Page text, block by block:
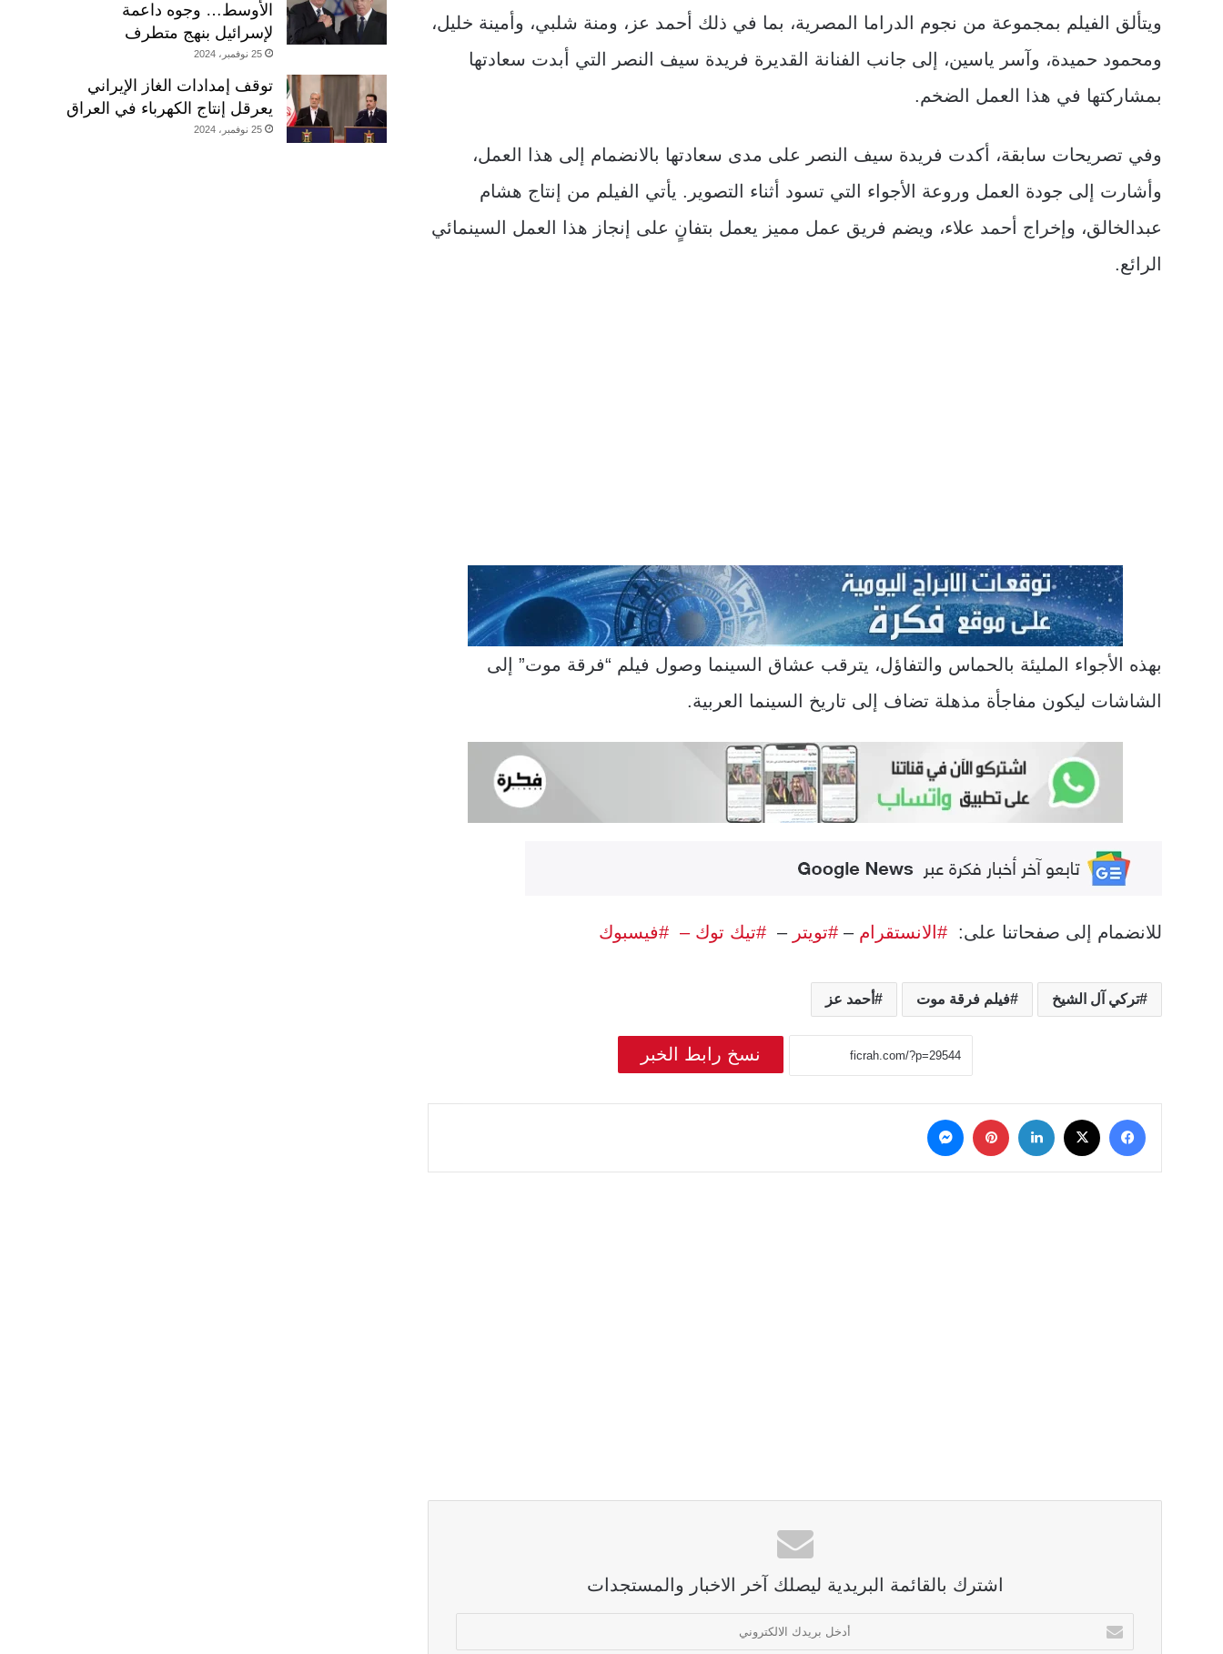
ويتألق الفيلم بمجموعة من نجوم الدراما المصرية، بما في ذلك أحمد عز، ومنة شلبي، وأمينة خليل،
ومحمود حميدة، وآسر ياسين، إلى جانب الفنانة القديرة فريدة سيف النصر التي أبدت سعادتها
بمشاركتها في هذا العمل الضخم.
وفي تصريحات سابقة، أكدت فريدة سيف النصر على مدى سعادتها بالانضمام إلى هذا العمل،
وأشارت إلى جودة العمل وروعة الأجواء التي تسود أثناء التصوير. يأتي الفيلم من إنتاج هشام
عبدالخالق، وإخراج أحمد علاء، ويضم فريق عمل مميز يعمل بتفانٍ على إنجاز هذا العمل السينمائي
الرائع.
بهذه الأجواء المليئة بالحماس والتفاؤل، يترقب عشاق السينما وصول فيلم “فرقة موت” إلى
الشاشات ليكون مفاجأة مذهلة تضاف إلى تاريخ السينما العربية.
للانضمام إلى صفحاتنا على: #الانستقرام – #تويتر – #تيك توك – #فيسبوك
تركي آل الشيخ فيلم فرقة موت أحمد عز
نسخ رابط الخبر
فيسبوك لينكدإن بينتيريست
اشترك بالقائمة البريدية ليصلك آخر الاخبار والمستجدات
أدخل
بريدك
الأوسط… وجوه داعمة
لإسرائيل بنهج متطرف
25 نوفمبر، 2024
توقف إمدادات الغاز الإيراني
يعرقل إنتاج الكهرباء في العراق
25 نوفمبر، 2024